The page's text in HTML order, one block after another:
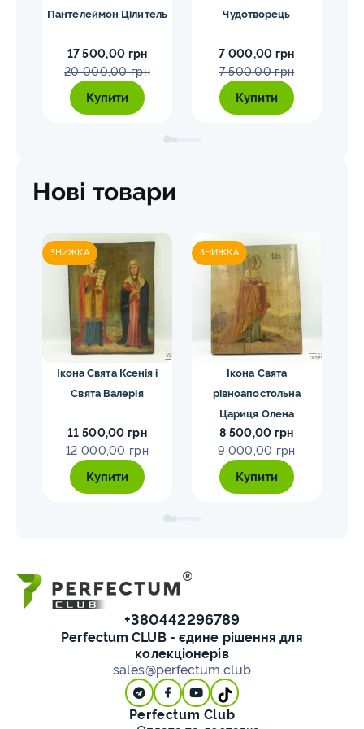
Пантелеймон Цілитель
17 500,00 грн
20 000,00 грн
Купити
Чудотворець
7 000,00 грн
7 500,00 грн
Купити
Нові товари
ЗНИЖКА
Ікона Свята Ксенія і
Свята Валерія
11 500,00 грн
12 000,00 грн
Купити
ЗНИЖКА
Ікона Свята
рівноапостольна
Цариця Олена
8 500,00 грн
9 000,00 грн
Купити
+380442296789
Perfectum CLUB - єдине рішення для
колекціонерів
sales@perfectum.club
Perfectum Club